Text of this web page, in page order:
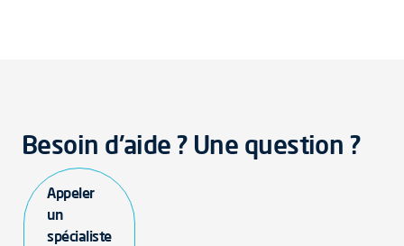
Besoin d'aide ? Une question ?
Appeler
un
spécialiste